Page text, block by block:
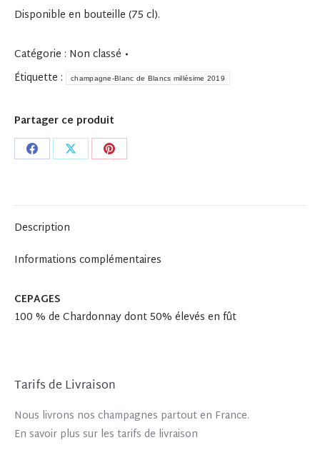
Disponible en bouteille (75 cl).
Catégorie : Non classé
Étiquette :
champagne-Blanc de Blancs millésime 2019
Partager ce produit
Share
Facebook
Share
X
Share
Pinterest
Description
Informations complémentaires
CEPAGES
100 % de Chardonnay dont 50% élevés en fût
Tarifs de Livraison
Nous livrons nos champagnes partout en France.
En savoir plus sur les tarifs de livraison